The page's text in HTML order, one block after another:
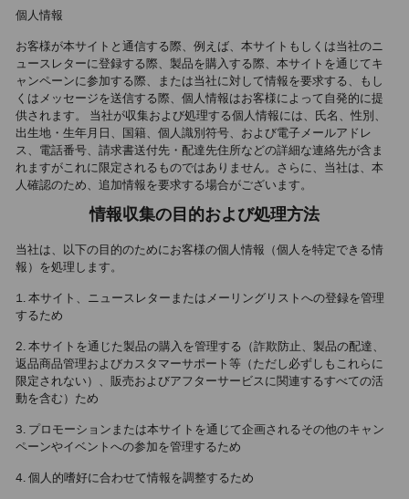
個人情報
お客様が本サイトと通信する際、例えば、本サイトもしくは当社のニ
ュースレターに登録する際、製品を購入する際、本サイトを通じてキ
ャンペーンに参加する際、または当社に対して情報を要求する、もし
くはメッセージを送信する際、個人情報はお客様によって自発的に提
供されます。 当社が収集および処理する個人情報には、氏名、性別、
出生地・生年月日、国籍、個人識別符号、および電子メールアドレ
ス、電話番号、請求書送付先・配達先住所などの詳細な連絡先が含ま
れますがこれに限定されるものではありません。さらに、当社は、本
人確認のため、追加情報を要求する場合がございます。
情報収集の目的および処理方法
当社は、以下の目的のためにお客様の個人情報（個人を特定できる情
報）を処理します。
1. 本サイト、ニュースレターまたはメーリングリストへの登録を管理
するため
2. 本サイトを通じた製品の購入を管理する（詐欺防止、製品の配達、
返品商品管理およびカスタマーサポート等（ただし必ずしもこれらに
限定されない）、販売およびアフターサービスに関連するすべての活
動を含む）ため
3. プロモーションまたは本サイトを通じて企画されるその他のキャン
ペーンやイベントへの参加を管理するため
4. 個人的嗜好に合わせて情報を調整するため